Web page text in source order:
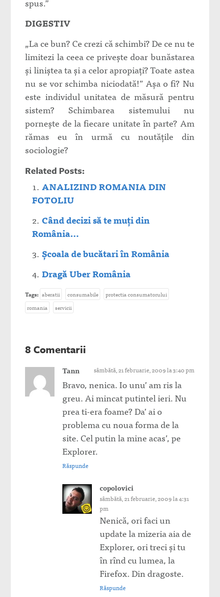
DIGESTIV
„La ce bun? Ce crezi că schimbi? De ce nu te
limitezi la ceea ce priveşte doar bunăstarea
şi liniştea ta şi a celor apropiaţi? Toate astea
nu se vor schimba niciodată!” Aşa o fi? Nu
este individul unitatea de măsură pentru
sistem? Schimbarea sistemului nu
porneşte de la fiecare unitate în parte? Am
rămas eu în urmă cu noutăţile din
sociologie?
Related Posts:
ANALIZIND ROMANIA DIN
FOTOLIU
Când decizi să te muţi din
România…
Școala de bucătari în România
Dragă Uber România
Tags: aberatii consumabile
protectia consumatorului
romania
servicii
8 Comentarii
Tann sâmbătă, 21 februarie, 2009 la 3:40 pm
Bravo, nenica. Io unu’ am ris la
greu. Ai mincat putintel ieri. Nu
prea ti-era foame? Da’ ai o
problema cu noua forma de la
site. Cel putin la mine acas’, pe
Explorer.
Răspunde
copolovici
sâmbătă, 21 februarie, 2009 la 4:31
pm
Nenică, ori faci un
update la mizeria aia de
Explorer, ori treci şi tu
în rînd cu lumea, la
Firefox. Din dragoste.
Răspunde